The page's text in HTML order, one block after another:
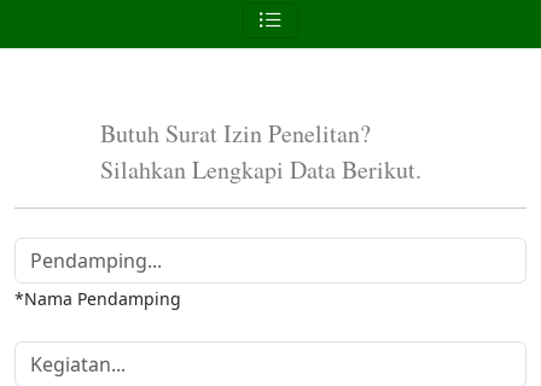
Butuh Surat Izin Penelitan?
Silahkan Lengkapi Data Berikut.
*Nama Pendamping